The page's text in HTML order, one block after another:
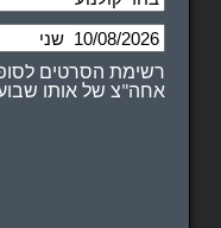
רשימת הסרטים
אחה"צ של אותו